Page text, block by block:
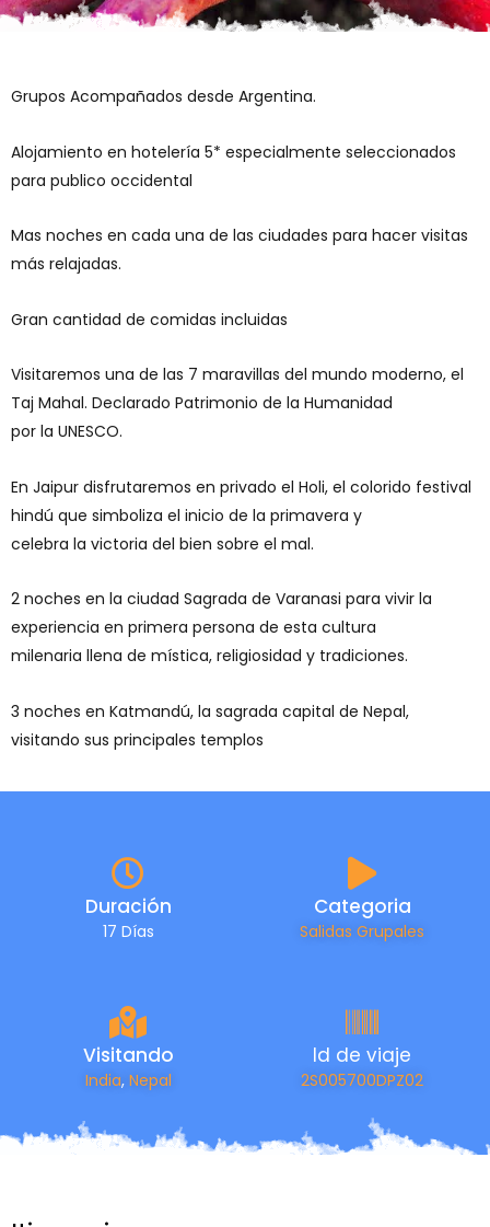
Grupos Acompañados desde Argentina.
Alojamiento en hotelería 5* especialmente seleccionados
para publico occidental
Mas noches en cada una de las ciudades para hacer visitas
más relajadas.
Gran cantidad de comidas incluidas
Visitaremos una de las 7 maravillas del mundo moderno, el
Taj Mahal. Declarado Patrimonio de la Humanidad
por la UNESCO.
En Jaipur disfrutaremos en privado el Holi, el colorido festival
hindú que simboliza el inicio de la primavera y
celebra la victoria del bien sobre el mal.
2 noches en la ciudad Sagrada de Varanasi para vivir la
experiencia en primera persona de esta cultura
milenaria llena de mística, religiosidad y tradiciones.
3 noches en Katmandú, la sagrada capital de Nepal,
visitando sus principales templos
Duración
17 Días
Categoria
Salidas Grupales
Visitando
India, Nepal
Id de viaje
2S005700DPZ02